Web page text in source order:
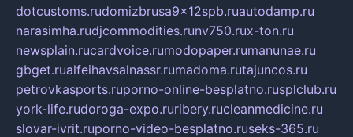
dotcustoms.rudomizbrusa9x12spb.ruautodamp.ru
narasimha.rudjcommodities.runv750.rux-ton.ru
newsplain.rucardvoice.rumodopaper.rumanunae.ru
gbget.rualfeihavsalnassr.rumadoma.rutajuncos.ru
petrovkasports.ruporno-online-besplatno.rusplclub.ru
york-life.rudoroga-expo.ruribery.rucleanmedicine.ru
slovar-ivrit.ruporno-video-besplatno.ruseks-365.ru